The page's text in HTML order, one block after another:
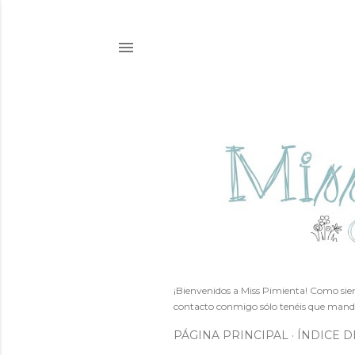
¡Bienvenidos a Miss Pimienta! Como
contacto conmigo sólo tenéis que
PÁGINA PRINCIPAL ÍNDICE